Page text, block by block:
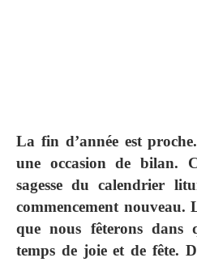
La fin d’année est
une occasion de bilan.
sagesse du calendrier
commencement nouveau.
que nous fêterons dans
temps de joie et de fête.